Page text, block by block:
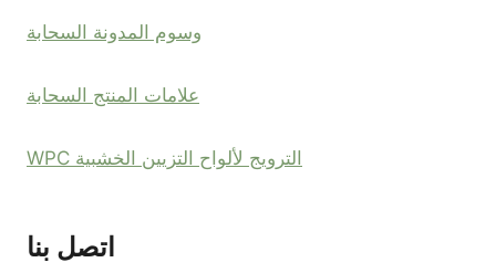
وسوم المدونة السحابة
علامات المنتج السحابة
الترويج لألواح التزيين الخشبية WPC
اتصل بنا